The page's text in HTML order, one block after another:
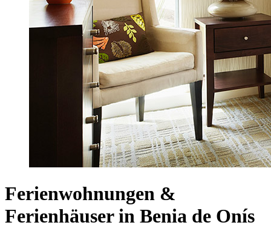
Ferienwohnungen &
Ferienhäuser in Benia de Onís